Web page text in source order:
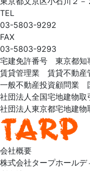
TEL
03-5803-9292
FAX
03-5803-9293
宅建免許番号 東京都知
賃貸管理業 賃貸不動産
一般不動産投資顧問業
社団法人全国宅地建物取
社団法人東京都宅地建物
会社概要
株式会社タープホールデ